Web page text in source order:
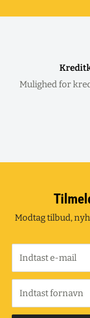
Mulighed for
Modtag tilbud,
Indtast e-mail
Indtast fornavn